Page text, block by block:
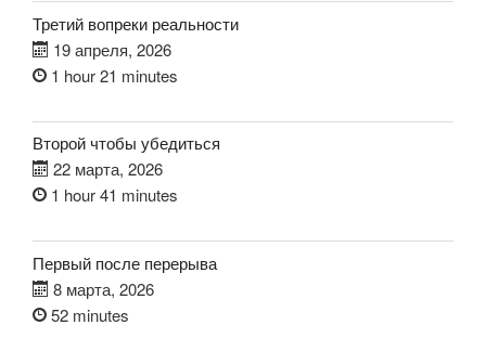
Третий вопреки реальности
19 апреля, 2026
1 hour 21 minutes
Второй чтобы убедиться
22 марта, 2026
1 hour 41 minutes
Первый после перерыва
8 марта, 2026
52 minutes